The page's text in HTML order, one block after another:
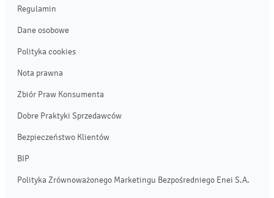
Regulamin
Dane osobowe
Polityka cookies
Nota prawna
Zbiór Praw Konsumenta
Dobre Praktyki Sprzedawców
Bezpieczeństwo Klientów
BIP
Polityka Zrównoważonego Marketingu Bezpośredniego Enei S.A.